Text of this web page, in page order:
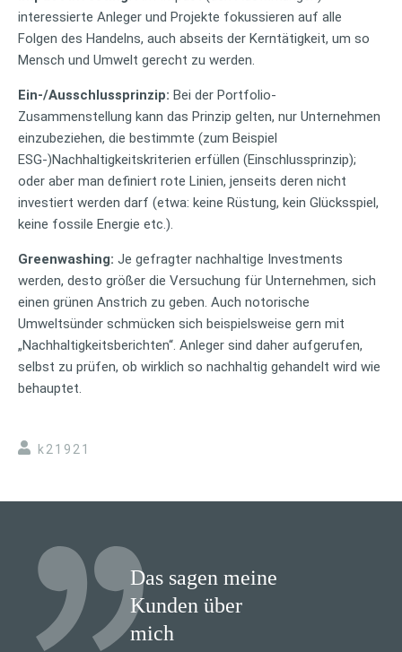
interessierte Anleger und Projekte fokussieren auf alle
Folgen des Handelns, auch abseits der Kerntätigkeit, um so
Mensch und Umwelt gerecht zu werden.
Ein-/Ausschlussprinzip: Bei der Portfolio-
Zusammenstellung kann das Prinzip gelten, nur Unternehmen
einzubeziehen, die bestimmte (zum Beispiel
ESG-)Nachhaltigkeitskriterien erfüllen (Einschlussprinzip);
oder aber man definiert rote Linien, jenseits deren nicht
investiert werden darf (etwa: keine Rüstung, kein Glücksspiel,
keine fossile Energie etc.).
Greenwashing: Je gefragter nachhaltige Investments
werden, desto größer die Versuchung für Unternehmen, sich
einen grünen Anstrich zu geben. Auch notorische
Umweltsünder schmücken sich beispielsweise gern mit
„Nachhaltigkeitsberichten“. Anleger sind daher aufgerufen,
selbst zu prüfen, ob wirklich so nachhaltig gehandelt wird wie
behauptet.
k21921
Das sagen meine
Kunden über
mich